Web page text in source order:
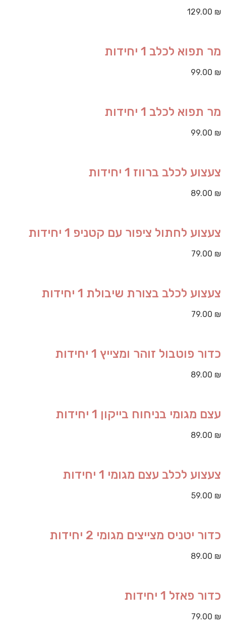
129.00 ₪
מר תפוא לכלב 1 יחידות
99.00 ₪
מר תפוא לכלב 1 יחידות
99.00 ₪
צעצוע לכלב ברווז 1 יחידות
89.00 ₪
צעצוע לחתול ציפור עם קטניפ 1 יחידות
79.00 ₪
צעצוע לכלב בצורת שיבולת 1 יחידות
79.00 ₪
כדור פוטבול זוהר ומצייץ 1 יחידות
89.00 ₪
עצם מגומי בניחוח בייקון 1 יחידות
89.00 ₪
צעצוע לכלב עצם מגומי 1 יחידות
59.00 ₪
כדור יטניס מצייצים מגומי 2 יחידות
89.00 ₪
כדור פאזל 1 יחידות
79.00 ₪